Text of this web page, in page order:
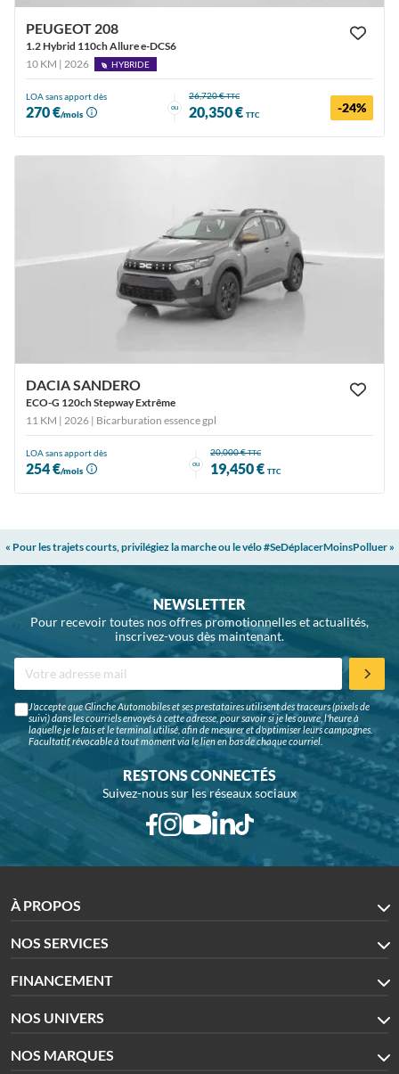
PEUGEOT 208
1.2 Hybrid 110ch Allure e-DCS6
10 KM | 2026
HYBRIDE
LOA sans apport dès
270 €/mois
ou
26,720 €TTC
20,350 € TTC -24%
DACIA SANDERO
ECO-G 120ch Stepway Extrême
11 KM | 2026 | Bicarburation essence gpl
LOA sans apport dès
254 €/mois
ou
20,000 €TTC
19,450 € TTC
« Pour les trajets courts, privilégiez la marche ou le vélo #SeDéplacerMoinsPolluer »
NEWSLETTER
Pour recevoir toutes nos offres promotionnelles et actualités,
inscrivez-vous dès maintenant.
J'accepte que Glinche Automobiles et ses prestataires utilisent des traceurs (pixels de
suivi) dans les courriels envoyés à cette adresse, pour savoir si je les ouvre, l'heure à
laquelle je le fais et le terminal utilisé, afin de mesurer et d'optimiser leurs campagnes.
Facultatif, révocable à tout moment via le lien en bas de chaque courriel.
RESTONS CONNECTÉS
Suivez-nous sur les réseaux sociaux
À PROPOS
NOS SERVICES
FINANCEMENT
NOS UNIVERS
NOS MARQUES